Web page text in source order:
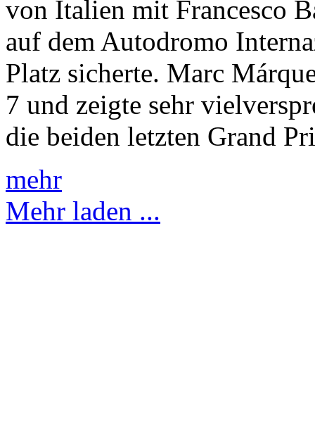
von Italien mit Francesco
auf dem Autodromo
Platz sicherte. Marc
7 und zeigte sehr
die beiden letzten Grand
mehr
Mehr laden ...